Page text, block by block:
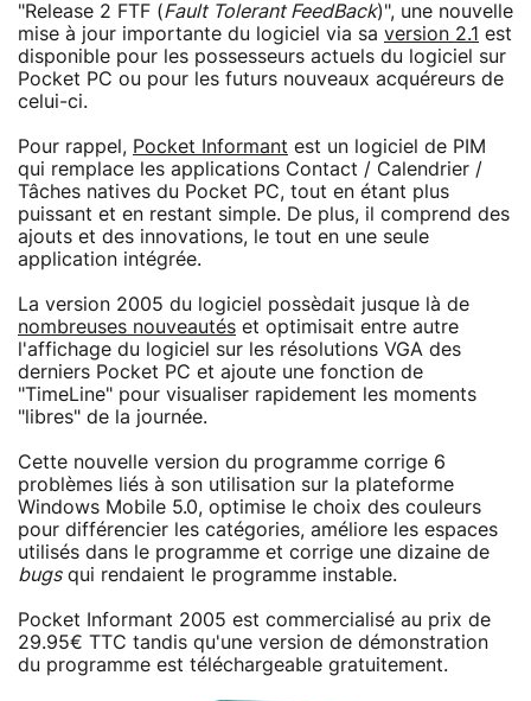
"Release 2 FTF (Fault Tolerant FeedBack)", une nouvelle
mise à jour importante du logiciel via sa version 2.1 est
disponible pour les possesseurs actuels du logiciel sur
Pocket PC ou pour les futurs nouveaux acquéreurs de
celui-ci.
Pour rappel, Pocket Informant est un logiciel de PIM
qui remplace les applications Contact / Calendrier /
Tâches natives du Pocket PC, tout en étant plus
puissant et en restant simple. De plus, il comprend des
ajouts et des innovations, le tout en une seule
application intégrée.
La version 2005 du logiciel possèdait jusque là de
nombreuses nouveautés et optimisait entre autre
l'affichage du logiciel sur les résolutions VGA des
derniers Pocket PC et ajoute une fonction de
"TimeLine" pour visualiser rapidement les moments
"libres" de la journée.
Cette nouvelle version du programme corrige 6
problèmes liés à son utilisation sur la plateforme
Windows Mobile 5.0, optimise le choix des couleurs
pour différencier les catégories, améliore les espaces
utilisés dans le programme et corrige une dizaine de
bugsqui rendaient le programme instable.
Pocket Informant 2005 est commercialisé au prix de
29.95€ TTC tandis qu'une version de démonstration
du programme est téléchargeable gratuitement.